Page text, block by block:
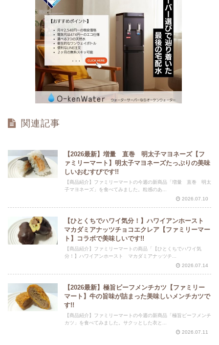
関連記事
【2026最新】増量 直巻 明太子マヨネーズ【フ
ァミリーマート】明太子マヨネーズたっぷりの美味
しいおむすびです!!
【商品紹介】ファミリーマートの今週の新商品「増量 直巻 明太
子マヨネーズ」を食べてみました。粒感のあ...
2026.07.10
【ひとくちでハワイ気分！】ハワイアンホースト
マカダミアナッツチョコエクレア【ファミリーマー
ト】コラボで美味しいです!!
【商品紹介】ファミリーマートの商品「【ひとくちでハワイ気
分！】ハワイアンホースト マカダミアナッツチ...
2026.07.14
【2026最新】極旨ビーフメンチカツ【ファミリー
マート】牛の旨味が詰まった美味しいメンチカツで
す!!
【商品紹介】ファミリーマートの今週の新商品「極旨ビーフメンチ
カツ」を食べてみました。サクッとした衣と...
2026.07.11